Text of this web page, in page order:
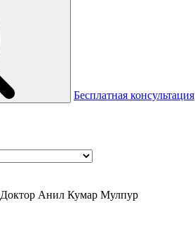
Бесплатная консультация
Доктор Анил Кумар Мулпур